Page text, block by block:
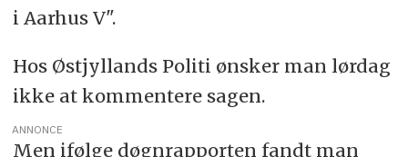
i Aarhus V".
Hos Østjyllands Politi ønsker man lørdag
ikke at kommentere sagen.
ANNONCE
Men ifølge døgnrapporten fandt man